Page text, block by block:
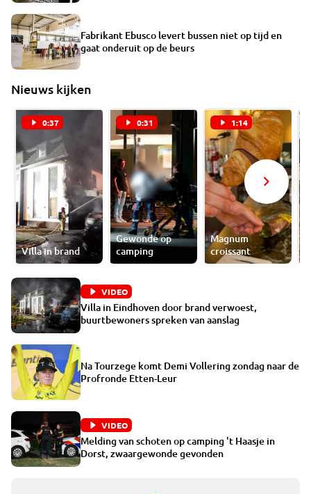
Fabrikant Ebusco levert bussen niet op tijd en
gaat onderuit op de beurs
Nieuws kijken
0:37
Villa in brand
0:31
Gewonde op
camping
1:14
Magnum
croissant
VIDEO
Villa in Eindhoven door brand verwoest,
buurtbewoners spreken van aanslag
Na Tourzege komt Demi Vollering zondag naar de
Profronde Etten-Leur
VIDEO
Melding van schoten op camping 't Haasje in
Dorst, zwaargewonde gevonden